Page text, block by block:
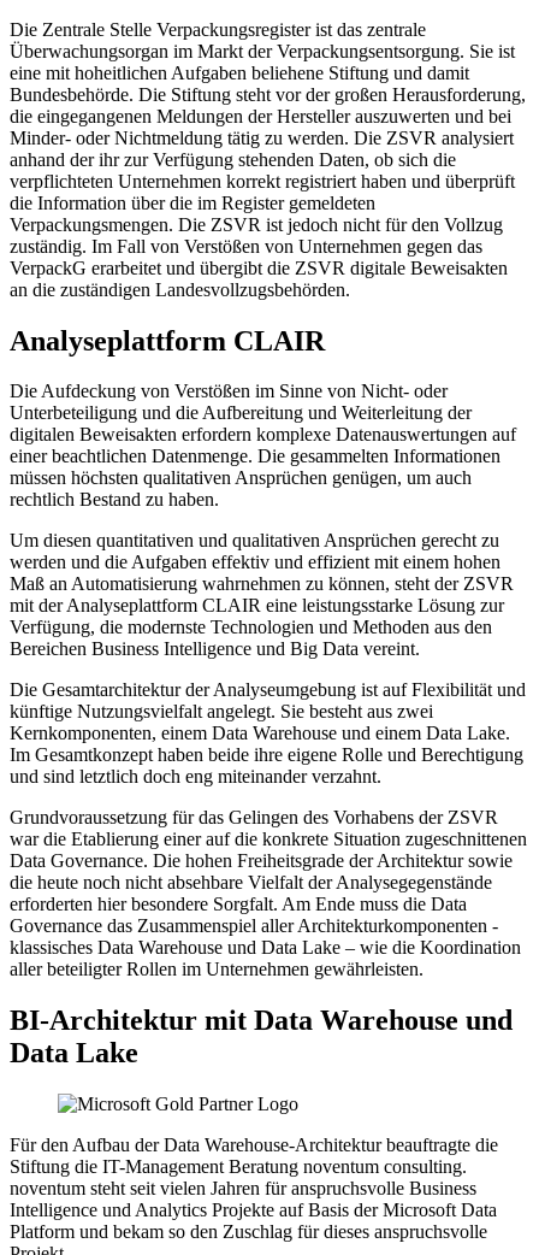
Die Zentrale Stelle Verpackungsregister ist das zentrale
Überwachungsorgan im Markt der Verpackungsentsorgung. Sie ist
eine mit hoheitlichen Aufgaben beliehene Stiftung und damit
Bundesbehörde. Die Stiftung steht vor der großen Herausforderung,
die eingegangenen Meldungen der Hersteller auszuwerten und bei
Minder- oder Nichtmeldung tätig zu werden. Die ZSVR analysiert
anhand der ihr zur Verfügung stehenden Daten, ob sich die
verpflichteten Unternehmen korrekt registriert haben und überprüft
die Information über die im Register gemeldeten
Verpackungsmengen. Die ZSVR ist jedoch nicht für den Vollzug
zuständig. Im Fall von Verstößen von Unternehmen gegen das
VerpackG erarbeitet und übergibt die ZSVR digitale Beweisakten
an die zuständigen Landesvollzugsbehörden.
Analyseplattform CLAIR
Die Aufdeckung von Verstößen im Sinne von Nicht- oder
Unterbeteiligung und die Aufbereitung und Weiterleitung der
digitalen Beweisakten erfordern komplexe Datenauswertungen auf
einer beachtlichen Datenmenge. Die gesammelten Informationen
müssen höchsten qualitativen Ansprüchen genügen, um auch
rechtlich Bestand zu haben.
Um diesen quantitativen und qualitativen Ansprüchen gerecht zu
werden und die Aufgaben effektiv und effizient mit einem hohen
Maß an Automatisierung wahrnehmen zu können, steht der ZSVR
mit der Analyseplattform CLAIR eine leistungsstarke Lösung zur
Verfügung, die modernste Technologien und Methoden aus den
Bereichen Business Intelligence und Big Data vereint.
Die Gesamtarchitektur der Analyseumgebung ist auf Flexibilität und
künftige Nutzungsvielfalt angelegt. Sie besteht aus zwei
Kernkomponenten, einem Data Warehouse und einem Data Lake.
Im Gesamtkonzept haben beide ihre eigene Rolle und Berechtigung
und sind letztlich doch eng miteinander verzahnt.
Grundvoraussetzung für das Gelingen des Vorhabens der ZSVR
war die Etablierung einer auf die konkrete Situation zugeschnittenen
Data Governance. Die hohen Freiheitsgrade der Architektur sowie
die heute noch nicht absehbare Vielfalt der Analysegegenstände
erforderten hier besondere Sorgfalt. Am Ende muss die Data
Governance das Zusammenspiel aller Architekturkomponenten -
klassisches Data Warehouse und Data Lake – wie die Koordination
aller beteiligter Rollen im Unternehmen gewährleisten.
BI-Architektur mit Data Warehouse und
Data Lake
Für den Aufbau der Data Warehouse-Architektur beauftragte die
Stiftung die IT-Management Beratung noventum consulting.
noventum steht seit vielen Jahren für anspruchsvolle Business
Intelligence und Analytics Projekte auf Basis der Microsoft Data
Platform und bekam so den Zuschlag für dieses anspruchsvolle